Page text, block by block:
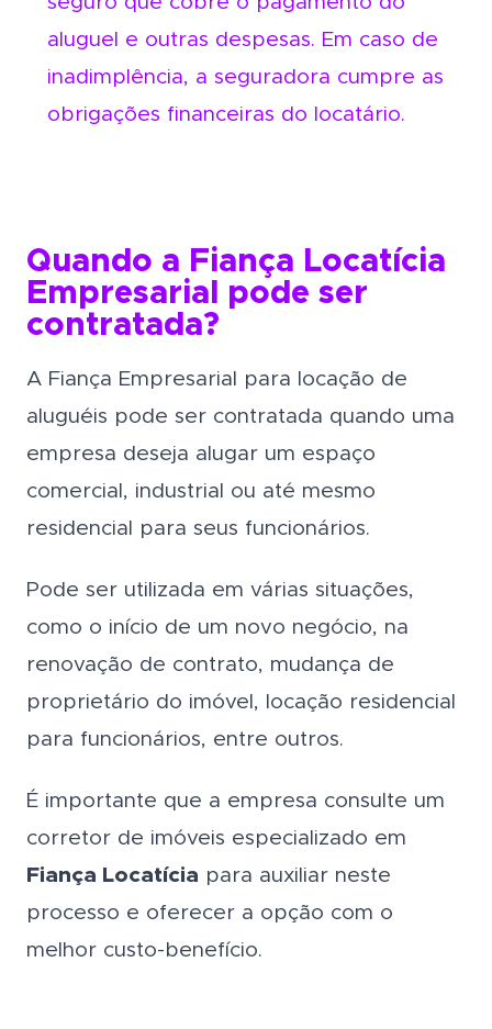
aluguel e outras despesas. Em caso de
inadimplência, a seguradora cumpre as
obrigações financeiras do locatário.
Quando a Fiança Locatícia
Empresarial pode ser
contratada?
A Fiança Empresarial para locação de
aluguéis pode ser contratada quando uma
empresa deseja alugar um espaço
comercial, industrial ou até mesmo
residencial para seus funcionários.
Pode ser utilizada em várias situações,
como o início de um novo negócio, na
renovação de contrato, mudança de
proprietário do imóvel, locação residencial
para funcionários, entre outros.
É importante que a empresa consulte um
corretor de imóveis especializado em
Fiança Locatícia para auxiliar neste
processo e oferecer a opção com o
melhor custo-benefício.